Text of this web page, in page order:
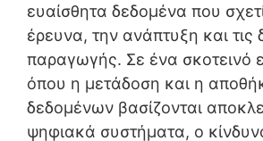
ευαίσθητα δεδομένα που
έρευνα, την ανάπτυξη και τις
παραγωγής. Σε ένα σκοτεινό
όπου η μετάδοση και η
δεδομένων βασίζονται
ψηφιακά συστήματα, ο